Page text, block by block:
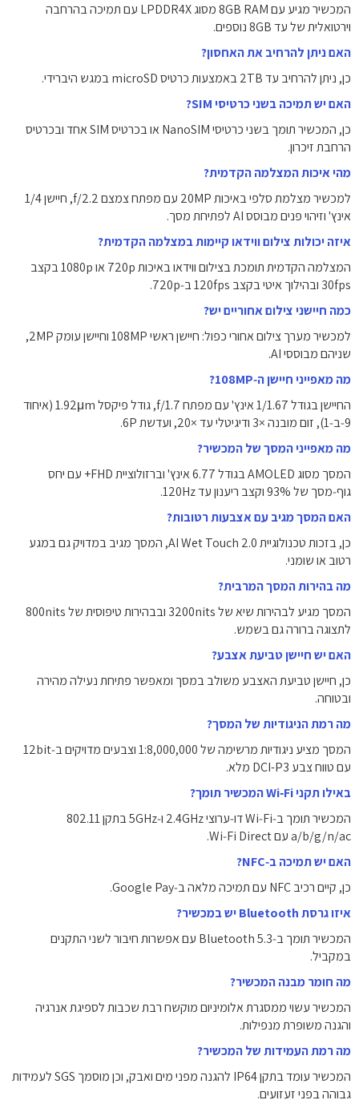
המכשיר מגיע עם ‎8GB‎ RAM מסוג LPDDR4X עם תמיכה בהרחבה
וירטואלית של עד ‎8GB‎ נוספים.
האם ניתן להרחיב את האחסון?
כן, ניתן להרחיב עד ‎2TB‎ באמצעות כרטיס microSD במגש היברידי.
האם יש תמיכה בשני כרטיסי SIM?
כן, המכשיר תומך בשני כרטיסי NanoSIM או בכרטיס SIM אחד ובכרטיס
הרחבת זיכרון.
מהי איכות המצלמה הקדמית?
למכשיר מצלמת סלפי באיכות ‎20MP‎ עם מפתח צמצם f/2.2, חיישן ‎1/4‎
אינץ' וזיהוי פנים מבוסס AI לפתיחת מסך.
איזה יכולות צילום ווידאו קיימות במצלמה הקדמית?
המצלמה הקדמית תומכת בצילום ווידאו באיכות ‎720p‎ או ‎1080p‎ בקצב
‎30fps‎ ובהילוך איטי בקצב ‎120fps‎ ב‑‎720p‎.
כמה חיישני צילום אחוריים יש?
למכשיר מערך צילום אחורי כפול: חיישן ראשי ‎108MP‎ וחיישן עומק ‎2MP‎,
שניהם מבוססי AI.
מה מאפייני חיישן ה‑108MP?
החיישן בגודל ‎1/1.67‎ אינץ' עם מפתח f/1.7, גודל פיקסל ‎1.92μm‎ (איחוד
9‑ב‑1), זום מובנה ×3 ודיגיטלי עד ×20, ועדשת ‎6P‎.
מה מאפייני המסך של המכשיר?
המסך מסוג AMOLED בגודל ‎6.77‎ אינץ' וברזולוציית ‎+FHD‎ עם יחס
גוף‑מסך של ‎93%‎ וקצב ריענון עד ‎120Hz‎.
האם המסך מגיב עם אצבעות רטובות?
כן, בזכות טכנולוגיית AI Wet Touch 2.0, המסך מגיב במדויק גם במגע
רטוב או שומני.
מה בהירות המסך המרבית?
המסך מגיע לבהירות שיא של ‎3200nits‎ ובבהירות טיפוסית של ‎800nits‎
לתצוגה ברורה גם בשמש.
האם יש חיישן טביעת אצבע?
כן, חיישן טביעת האצבע משולב במסך ומאפשר פתיחת נעילה מהירה
ובטוחה.
מה רמת הניגודיות של המסך?
המסך מציע ניגודיות מרשימה של ‎1:8,000,000‎ וצבעים מדויקים ב‑‎12bit‎
עם טווח צבע DCI-P3 מלא.
באילו תקני Wi‑Fi המכשיר תומך?
המכשיר תומך ב‑Wi‑Fi דו‑ערוצי ‎2.4GHz‎ ו‑‎5GHz‎ בתקן ‎802.11
a/b/g/n/ac‎ עם Wi‑Fi Direct.
האם יש תמיכה ב‑NFC?
כן, קיים רכיב NFC עם תמיכה מלאה ב‑Google Pay.
איזו גרסת Bluetooth יש במכשיר?
המכשיר תומך ב‑Bluetooth 5.3 עם אפשרות חיבור לשני התקנים
במקביל.
מה חומר מבנה המכשיר?
המכשיר עשוי ממסגרת אלומיניום מוקשח רבת שכבות לספיגת אנרגיה
והגנה משופרת מנפילות.
מה רמת העמידות של המכשיר?
המכשיר עומד בתקן IP64 להגנה מפני מים ואבק, וכן מוסמך SGS לעמידות
גבוהה בפני זעזועים.